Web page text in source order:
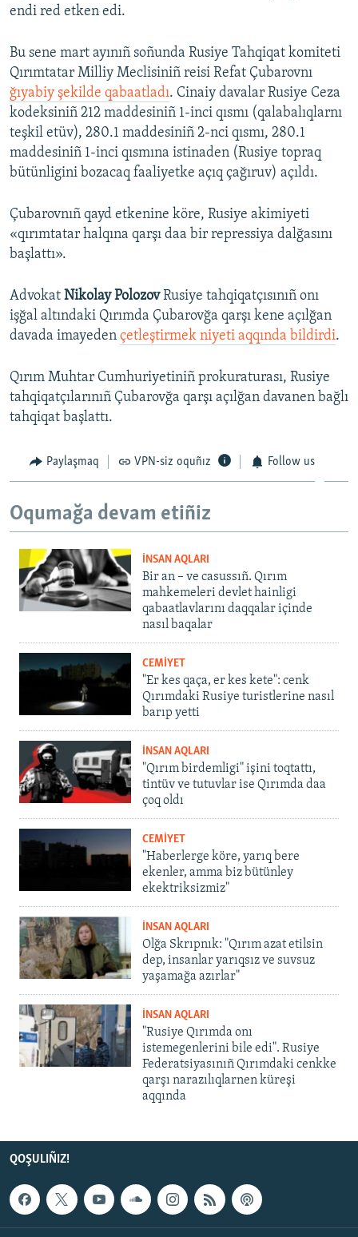
endi red etken edi.
Bu sene mart ayınıñ soñunda Rusiye Tahqiqat komiteti
Qırımtatar Milliy Meclisiniñ reisi Refat Çubarovnı
ğıyabiy şekilde qabaatladı. Cinaiy davalar Rusiye Ceza
kodeksiniñ 212 maddesiniñ 1-inci qısmı (qalabalıqlarnı
teşkil etüv), 280.1 maddesiniñ 2-nci qısmı, 280.1
maddesiniñ 1-inci qısmına istinaden (Rusiye topraq
bütünligini bozacaq faaliyetke açıq çağıruv) açıldı.
Çubarovnıñ qayd etkenine köre, Rusiye akimiyeti
«qırımtatar halqına qarşı daa bir repressiya dalğasını
başlattı».
Advokat Nikolay PolozovRusiye tahqiqatçısınıñ onı
işğal altındaki Qırımda Çubarovğa qarşı kene açılğan
davada imayeden çetleştirmek niyeti aqqında bildirdi.
Qırım Muhtar Cumhuriyetiniñ prokuraturası, Rusiye
tahqiqatçılarınıñ Çubarovğa qarşı açılğan davanen bağlı
tahqiqat başlattı.
Paylaşmaq VPN-siz oquñız Follow us
Oqumağa devam etiñiz
İNSAN AQLARI
Bir an – ve casussıñ. Qırım
mahkemeleri devlet hainligi
qabaatlavlarını daqqalar içinde
nasıl baqalar
CEMİYET
"Er kes qaça, er kes kete": cenk
Qırımdaki Rusiye turistlerine nasıl
barıp yetti
İNSAN AQLARI
"Qırım birdemligi" işini toqtattı,
tintüv ve tutuvlar ise Qırımda daa
çoq oldı
CEMİYET
"Haberlerge köre, yarıq bere
ekenler, amma biz bütünley
ekektriksizmiz"
İNSAN AQLARI
Olğa Skrıpnık: "Qırım azat etilsin
dep, insanlar yarıqsız ve suvsuz
yaşamağa azırlar"
İNSAN AQLARI
"Rusiye Qırımda onı
istemegenlerini bile edi". Rusiye
Federatsiyasınıñ Qırımdaki cenkke
qarşı narazılıqlarnen küreşi
aqqında
QOŞULIÑIZ!